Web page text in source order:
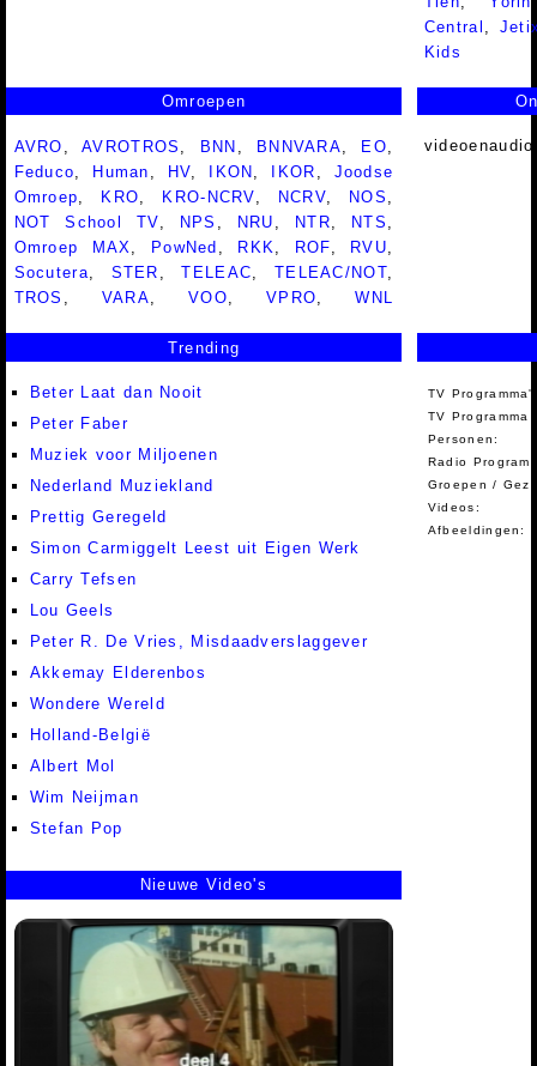
Central
Kids
Omroepen
AVRO ,AVROTROS , BNN , BNNVARA, EO,
Feduco, Human , HV, IKON , IKOR , Joodse
Omroep, KRO, KRO-NCRV, NCRV, NOS ,
NOT School TV, NPS , NRU , NTR, NTS ,
Omroep MAX, PowNed , RKK, ROF, RVU,
Socutera, STER ,TELEAC, TELEAC/NOT,
TROS , VARA,VOO,VPRO,WNL
Trending
Beter Laat dan Nooit
Peter Faber
Muziek voor Miljoenen
Nederland Muziekland
Prettig Geregeld
Simon Carmiggelt Leest uit Eigen Werk
Carry Tefsen
Lou Geels
Peter R. De Vries, Misdaadverslaggever
Akkemay Elderenbos
Wondere Wereld
Holland-België
Albert Mol
Wim Neijman
Stefan Pop
TV
TV Programma
Personen:
Radio
Groepen /
Videos:
Afbeeldingen:
Nieuwe Video's